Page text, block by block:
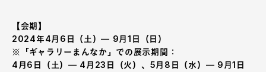
【会期】
2024年4月6日（土）— 9月1日（日）
※「ギャラリーまんなか」での展示期間：
4月6日（土）— 4月23日（火）、5月8日（水）— 9月1日